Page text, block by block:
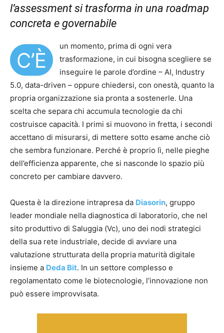
l’assessment si trasforma in una roadmap
concreta e governabile
C’È
un momento, prima di ogni vera
trasformazione, in cui bisogna scegliere se
inseguire le parole d’ordine – AI, Industry
5.0, data-driven – oppure chiedersi, con onestà, quanto la
propria organizzazione sia pronta a sostenerle. Una
scelta che separa chi accumula tecnologie da chi
costruisce capacità. I primi si muovono in fretta, i secondi
accettano di misurarsi, di mettere sotto esame anche ciò
che sembra funzionare. Perché è proprio lì, nelle pieghe
dell’efficienza apparente, che si nasconde lo spazio più
concreto per cambiare davvero.
Questa è la direzione intrapresa da Diasorin, gruppo
leader mondiale nella diagnostica di laboratorio, che nel
sito produttivo di Saluggia (Vc), uno dei nodi strategici
della sua rete industriale, decide di avviare una
valutazione strutturata della propria maturità digitale
insieme a Deda Bit. In un settore complesso e
regolamentato come le biotecnologie, l’innovazione non
può essere improvvisata.